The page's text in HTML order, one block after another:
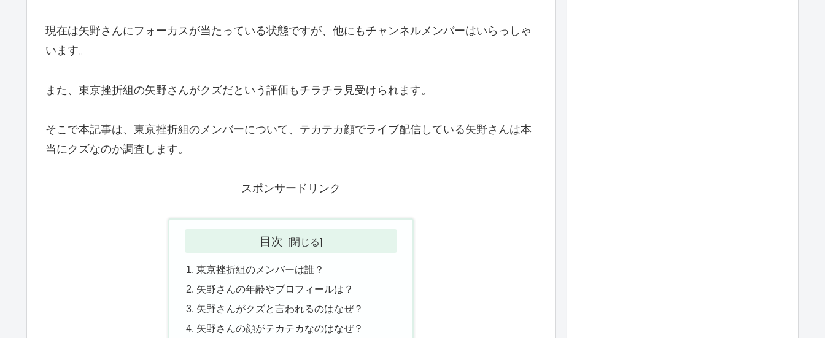
現在は矢野さんにフォーカスが当たっている状態ですが、他にもチャンネルメンバーはいらっしゃ
います。
また、東京挫折組の矢野さんがクズだという評価もチラチラ見受けられます。
そこで本記事は、東京挫折組のメンバーについて、テカテカ顔でライブ配信している矢野さんは本
当にクズなのか調査します。
スポンサードリンク
目次
東京挫折組のメンバーは誰？
矢野さんの年齢やプロフィールは？
矢野さんがクズと言われるのはなぜ？
矢野さんの顔がテカテカなのはなぜ？